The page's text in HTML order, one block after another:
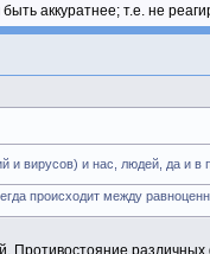
аккуратнее; т.е. не
и вирусов) и нас, людей, да и в
происходит между
Противостояние